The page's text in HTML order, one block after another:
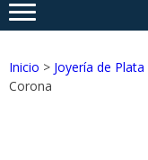
Inicio > Joyería de Plata
Corona